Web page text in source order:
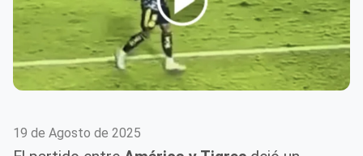
19 de Agosto de 2025